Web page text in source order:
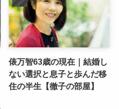
俵万智63歳の現在｜結婚し
ない選択と息子と歩んだ移
住の半生【徹子の部屋】